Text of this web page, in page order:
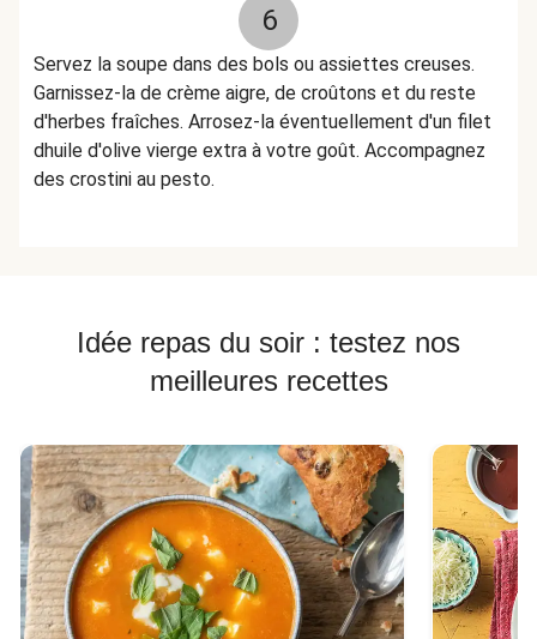
6
Servez la soupe dans des bols ou assiettes creuses.
Garnissez-la de crème aigre, de croûtons et du reste
d'herbes fraîches. Arrosez-la éventuellement d'un filet
dhuile d'olive vierge extra à votre goût. Accompagnez
des crostini au pesto.
Idée repas du soir : testez nos
meilleures recettes